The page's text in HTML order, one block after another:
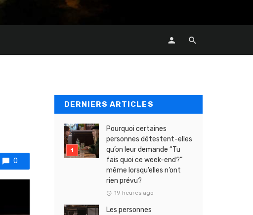
0
DERNIERS ARTICLES
Pourquoi certaines
personnes détestent-elles
qu’on leur demande “Tu
fais quoi ce week-end?”
même lorsqu’elles n’ont
rien prévu?
19 heures ago
Les personnes